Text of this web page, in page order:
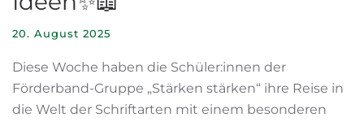
20. August 2025
Diese Woche haben die Schüler:innen der
Förderband-Gruppe „Stärken stärken“ ihre Reise in
die Welt der Schriftarten mit einem besonderen